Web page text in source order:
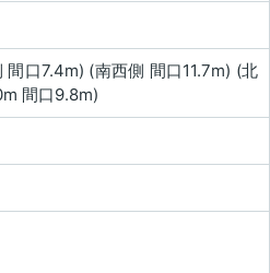
間口7.4m) (南西側 間口11.7m) (北
間口9.8m)